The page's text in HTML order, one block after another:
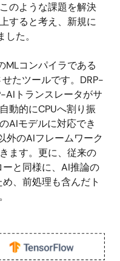
のような課題を解決
すると考え、新規に
た。
MLコンパイラである
たツールです。DRP-
AIトランスレータがサ
動的にCPUへ割り振
AIモデルに対応でき
外のAIフレームワーク
ます。更に、従来の
と同様に、AI推論の
、前処理も含んだト